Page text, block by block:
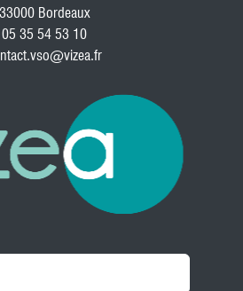
33000 Bordeaux
05 35 54 53 10